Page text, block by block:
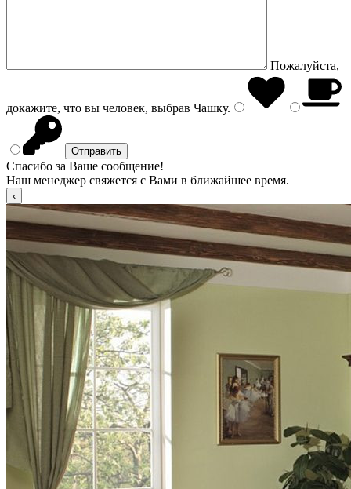
Пожалуйста,
докажите, что вы человек, выбрав Чашку.
Спасибо за Ваше сообщение!
Наш менеджер свяжется с Вами в ближайшее время.